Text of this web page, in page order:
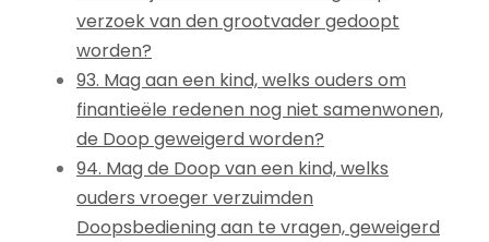
verzoek van den grootvader gedoopt
worden?
93. Mag aan een kind, welks ouders om
finantieële redenen nog niet samenwonen,
de Doop geweigerd worden?
94. Mag de Doop van een kind, welks
ouders vroeger verzuimden
Doopsbediening aan te vragen, geweigerd